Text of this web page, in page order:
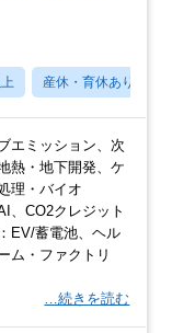
産休・育休あり
エミッション、次
熱・地下開発、ケ
理・バイオ
、CO2クレジット
EV/蓄電池、ヘル
ム・ファクトリ
…続きを読む